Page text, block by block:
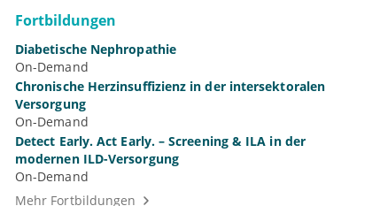
Fortbildungen
Diabetische Nephropathie
On-Demand
Chronische Herzinsuffizienz in der intersektoralen
Versorgung
On-Demand
Detect Early. Act Early. – Screening & ILA in der
modernen ILD-Versorgung
On-Demand
Mehr Fortbildungen